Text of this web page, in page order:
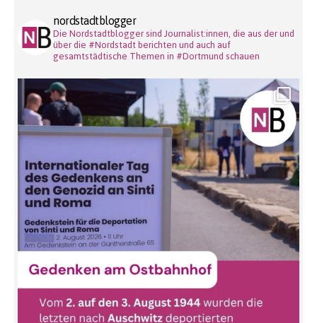
nordstadtblogger
Die Nordstadtblogger sind Journalist:innen, die aus der und
über die #Nordstadt berichten und auch auf
gesamtstädtische Themen in #Dortmund schauen